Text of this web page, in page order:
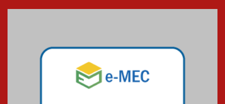
Mackenzie mobiliza campanha
solidária para apoiar famílias em
Minas Gerais